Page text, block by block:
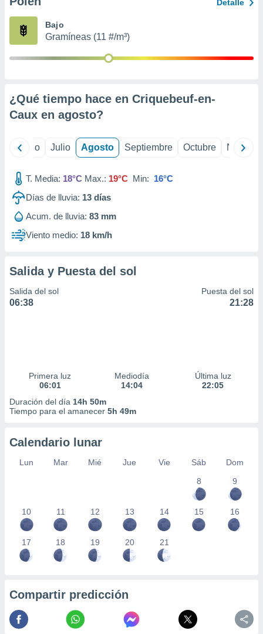
publicidad
1199
Detalle
Bajo
Gramíneas (11 #/m³)
¿Qué tiempo hace en Criquebeuf-en-
Caux en agosto?
Junio Julio Agosto Septiembre Octubre
T. Media: 18°C Max.: 19°C Min: 16°C
Días de lluvia: 13 días
Acum. de lluvia: 83 mm
Viento medio: 18 km/h
Salida y Puesta del sol
Salida del sol
06:38
Puesta del sol
21:28
Primera luz
06:01
Mediodía
14:04
Última luz
22:05
Duración del día 14h 50m
Tiempo para el amanecer 5h 49m
Calendario lunar
Lun Mar Mié Jue Vie Sáb
Dom
8
9
10 11 12 13 14 15 16
17 18 19 20 21
Compartir predicción